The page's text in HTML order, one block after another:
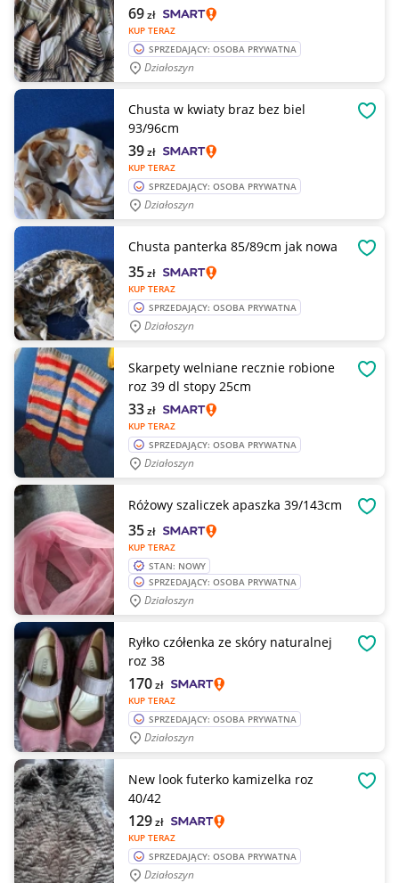
KUP TERAZ
69zł
SPRZEDAJĄCY: OSOBA PRYWATNA
Działoszyn
Chusta w kwiaty braz bez biel
93/96cm
KUP TERAZ
39zł
SPRZEDAJĄCY: OSOBA PRYWATNA
Działoszyn
Chusta panterka 85/89cm jak nowa
KUP TERAZ
35zł
SPRZEDAJĄCY: OSOBA PRYWATNA
Działoszyn
Skarpety welniane recznie robione
roz 39 dl stopy 25cm
KUP TERAZ
33zł
SPRZEDAJĄCY: OSOBA PRYWATNA
Działoszyn
Różowy szaliczek apaszka 39/143cm
KUP TERAZ
35zł
STAN: NOWY
SPRZEDAJĄCY: OSOBA PRYWATNA
Działoszyn
Ryłko czółenka ze skóry naturalnej
roz 38
KUP TERAZ
170zł
SPRZEDAJĄCY: OSOBA PRYWATNA
Działoszyn
New look futerko kamizelka roz
40/42
KUP TERAZ
129zł
SPRZEDAJĄCY: OSOBA PRYWATNA
Działoszyn